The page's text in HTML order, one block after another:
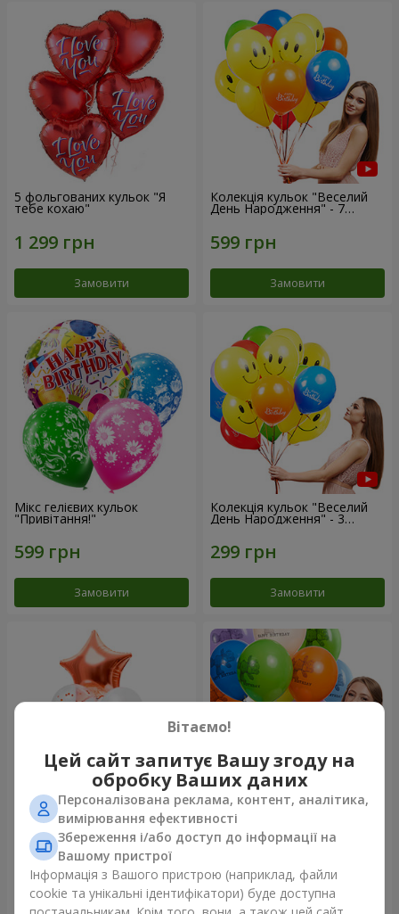
5 фольгованих кульок "Я
тебе кохаю"
Замовити
Колекція кульок "Веселий
День Народження" - 7
кульок
Замовити
Мікс гелієвих кульок
"Привітання!"
Замовити
Колекція кульок "Веселий
День Народження" - 3
кульки
Замовити
Фонтан куль “Світ чудес”
Замовити
Коллекция шариков "День
рождения" (с Тедди)
Замовити
Вітаємо!
Цей сайт запитує Вашу згоду на
обробку Ваших даних
Персоналізована реклама, контент, аналітика,
вимірювання ефективності
Збереження і/або доступ до інформації на
Вашому пристрої
Інформація з Вашого пристрою (наприклад, файли
cookie та унікальні ідентифікатори) буде доступна